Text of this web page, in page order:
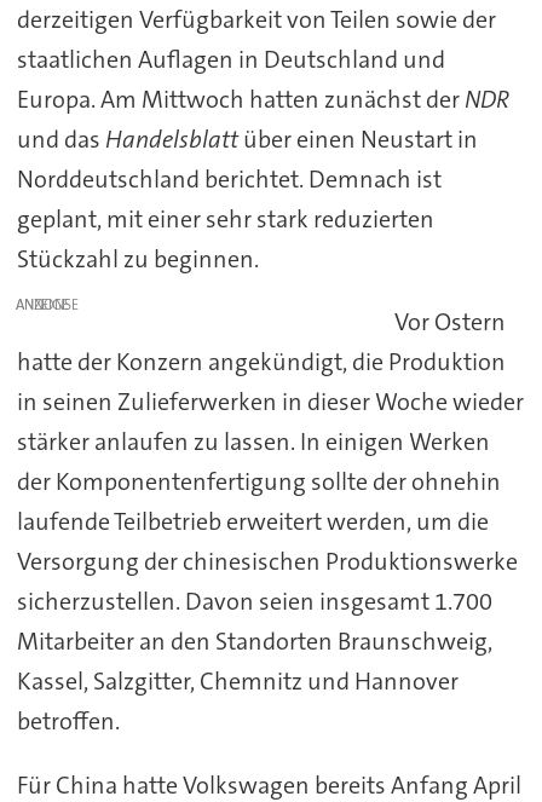
derzeitigen Verfügbarkeit von Teilen sowie der
staatlichen Auflagen in Deutschland und
Europa. Am Mittwoch hatten zunächst derNDR
und das Handelsblattüber einen Neustart in
Norddeutschland berichtet. Demnach ist
geplant, mit einer sehr stark reduzierten
Stückzahl zu beginnen.
ANZEIGE
Vor Ostern
hatte der Konzern angekündigt, die Produktion
in seinen Zulieferwerken in dieser Woche wieder
stärker anlaufen zu lassen. In einigen Werken
der Komponentenfertigung sollte der ohnehin
laufende Teilbetrieb erweitert werden, um die
Versorgung der chinesischen Produktionswerke
sicherzustellen. Davon seien insgesamt 1.700
Mitarbeiter an den Standorten Braunschweig,
Kassel, Salzgitter, Chemnitz und Hannover
betroffen.
Für China hatte Volkswagen bereits Anfang April